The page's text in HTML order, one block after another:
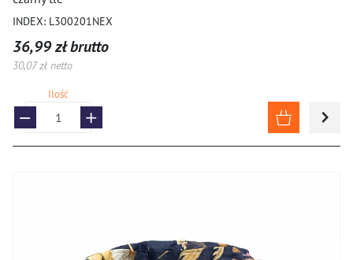
INDEX: L300201NEX
36,99 zł brutto
30,07 zł netto
Ilość